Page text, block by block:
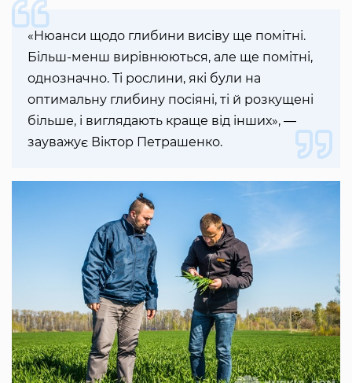
«Нюанси щодо глибини висіву ще помітні.
Більш-менш вирівнюються, але ще помітні,
однозначно. Ті рослини, які були на
оптимальну глибину посіяні, ті й розкущені
більше, і виглядають краще від інших», ―
зауважує Віктор Петрашенко.